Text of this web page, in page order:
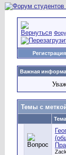
Регистрация
Важная
Темы с